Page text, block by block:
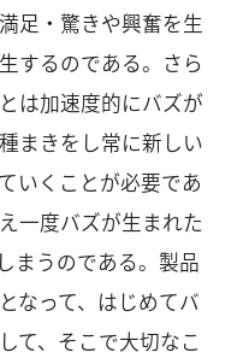
足・驚きや興奮を生
するのである。さら
は加速度的にバズが
まきをし常に新しい
いくことが必要であ
一度バズが生まれた
まうのである。製品
なって、はじめてバ
て、そこで大切なこ